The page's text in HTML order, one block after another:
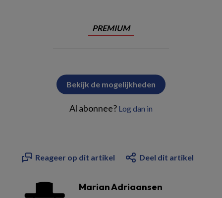
PREMIUM
Bekijk de mogelijkheden
Al abonnee? Log dan in
Reageer op dit artikel Deel dit artikel
Marian Adriaansen